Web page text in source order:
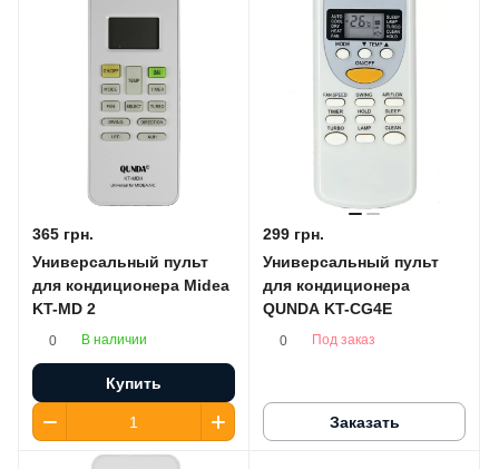
365 грн.
Универсальный пульт
для кондиционера Midea
KT-MD 2
0 В наличии
Купить
299 грн.
Универсальный пульт
для кондиционера
QUNDA KT-CG4E
0 Под заказ
Заказать